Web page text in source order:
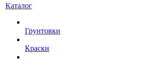
Каталог
Грунтовки
Краски